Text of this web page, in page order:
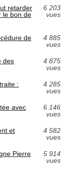
retarder
le bon de
6 203
vues
de
4 885
vues
des
4 875
vues
:
4 285
vues
avec
6 146
vues
et
4 582
vues
Pierre
5 914
vues